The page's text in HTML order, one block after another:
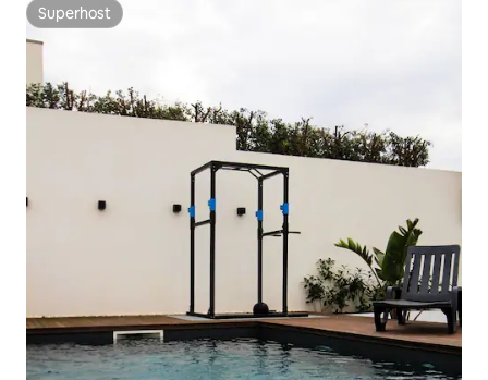
Superhost
Superhost